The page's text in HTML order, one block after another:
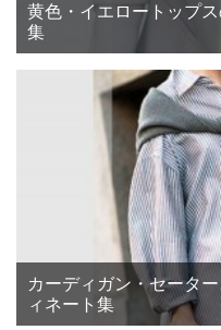
黄色・イエロートップ
集
カーディガン・セータ
ィネート集